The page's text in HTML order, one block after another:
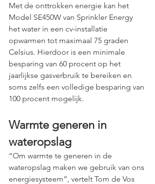
Met de onttrokken energie kan het
Model SE450W van Sprinkler Energy
het water in een cv-installatie
opwarmen tot maximaal 75 graden
Celsius. Hierdoor is een minimale
besparing van 60 procent op het
jaarlijkse gasverbruik te bereiken en
soms zelfs een volledige besparing van
100 procent mogelijk.
Warmte generen in
wateropslag
“Om warmte te generen in de
wateropslag maken we gebruik van ons
energiesysteem”, vertelt Tom de Vos